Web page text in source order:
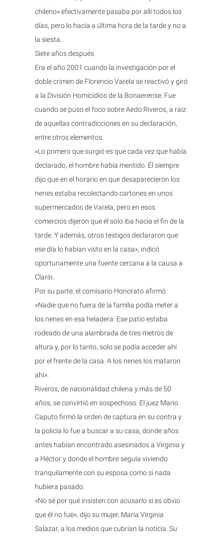
chileno» efectivamente pasaba por allí todos los
días, pero lo hacía a última hora de la tarde y no a
la siesta.
Siete años después
Era el año 2001 cuando la investigación por el
doble crimen de Florencio Varela se reactivó y giró
a la División Homicidios de la Bonaerense. Fue
cuando se puso el foco sobre Aedo Riveros, a raíz
de aquellas contradicciones en su declaración,
entre otros elementos.
«Lo primero que surgió es que cada vez que había
declarado, el hombre había mentido. Él siempre
dijo que en el horario en que desaparecieron los
nenes estaba recolectando cartones en unos
supermercados de Varela, pero en esos
comercios dijeron que él solo iba hacia el fin de la
tarde. Y además, otros testigos declararon que
ese día lo habían visto en la casa», indicó
oportunamente una fuente cercana a la causa a
Clarín.
Por su parte, el comisario Honorato afirmó:
«Nadie que no fuera de la familia podía meter a
los nenes en esa heladera. Ese patio estaba
rodeado de una alambrada de tres metros de
altura y, por lo tanto, solo se podía acceder ahí
por el frente de la casa. A los nenes los mataron
ahí».
Riveros, de nacionalidad chilena y más de 50
años, se convirtió en sospechoso. El juez Mario
Caputo firmó la orden de captura en su contra y
la policía lo fue a buscar a su casa, donde años
antes habían encontrado asesinados a Virginia y
a Héctor y donde el hombre seguía viviendo
tranquilamente con su esposa como si nada
hubiera pasado.
«No sé por qué insisten con acusarlo si es obvio
que él no fue», dijo su mujer, María Virginia
Salazar, a los medios que cubrían la noticia. Su